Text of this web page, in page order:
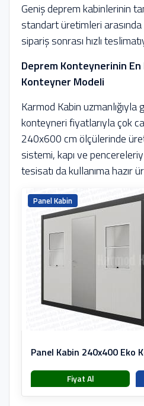
Geniş deprem kabinlerinin
standart üretimleri
sipariş sonrası hızlı
Deprem Konteynerinin En
Konteyner Modeli
Karmod Kabin
konteyneri fiyatlarıyla çok
240x600 cm ölçülerinde
sistemi, kapı ve
tesisatı da kullanıma hazır
Panel Kabin
Panel Kabin 240x400 Eko
Fiyat Al